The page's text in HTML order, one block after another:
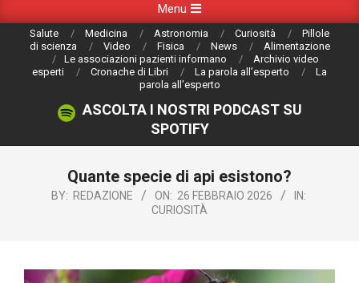
Navigation
Menu
Salute Medicina Astronomia Curiosità
Pillole
di scienza
Video Fisica News
Alimentazione
Le associazioni pazienti informano
Archivio video
esperti
Cronache di Libri La parola all’esperto
La
parola all’esperto
ASCOLTA I NOSTRI PODCAST SU
SPOTIFY
Quante specie di api esistono?
BY: REDAZIONE ON: 26 FEBBRAIO 2026
IN:
CURIOSITÀ